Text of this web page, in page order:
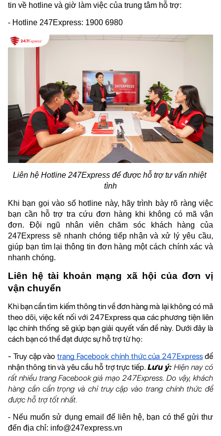
tin về hotline và giờ làm việc của trung tâm hỗ trợ:
- Hotline 247Express: 1900 6980
Liên hệ Hotline 247Express để được hỗ trợ tư vấn nhiệt
tình
Khi bạn gọi vào số hotline này, hãy trình bày rõ ràng việc
bạn cần hỗ trợ tra cứu đơn hàng khi không có mã vận
đơn. Đội ngũ nhân viên chăm sóc khách hàng của
247Express sẽ nhanh chóng tiếp nhận và xử lý yêu cầu,
giúp bạn tìm lại thông tin đơn hàng một cách chính xác và
nhanh chóng.
Liên hệ tài khoản mạng xã hội của đơn vị
vận chuyển
Khi bạn cần tìm kiếm thông tin về đơn hàng mà lại không có mã
theo dõi, việc kết nối với 247Express qua các phương tiện liên
lạc chính thống sẽ giúp bạn giải quyết vấn đề này. Dưới đây là
cách bạn có thể đạt được sự hỗ trợ từ họ:
- Truy cập vào trang Facebook chính thức của 247Express để
nhận thông tin và yêu cầu hỗ trợ trực tiếp. Lưu ý: Hiện nay có
rất nhiều trang Facebook giả mạo 247Express. Do vậy, khách
hàng cần cẩn trọng và chỉ truy cập vào trang chính thức để
được hỗ trợ tốt nhất.
- Nếu muốn sử dụng email để liên hệ, bạn có thể gửi thư
đến địa chỉ: info@247express.vn